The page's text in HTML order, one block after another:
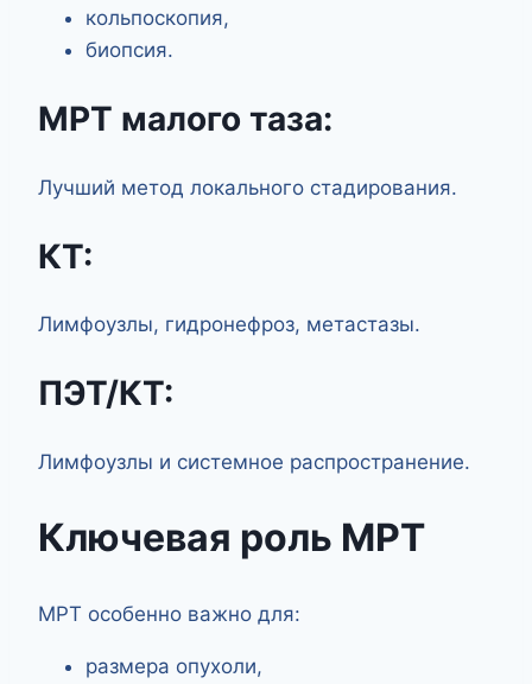
кольпоскопия,
биопсия.
МРТ малого таза:
Лучший метод локального стадирования.
КТ:
Лимфоузлы, гидронефроз, метастазы.
ПЭТ/КТ:
Лимфоузлы и системное распространение.
Ключевая роль МРТ
МРТ особенно важно для:
размера опухоли,